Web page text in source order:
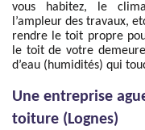
vous habitez, le
l’ampleur des travaux,
rendre le toit propre
le toit de votre
d’eau (humidités) qui
Une entreprise
toiture (Lognes)